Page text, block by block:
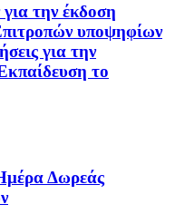
την έκδοση
υποψηφίων
για την
το
Δωρεάς